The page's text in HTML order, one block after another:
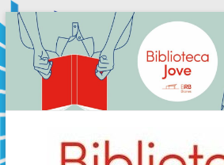
Skip
content